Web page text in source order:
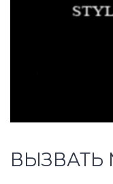
ВЫЗВАТЬ